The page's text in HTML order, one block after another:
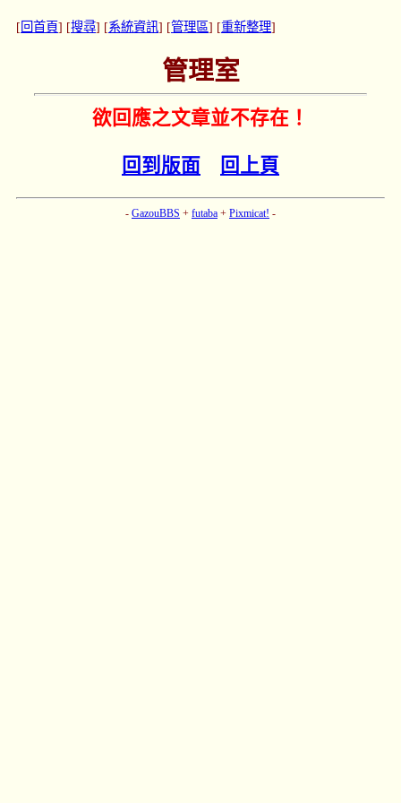
[ 回首頁] [搜尋] [系統資訊] [管理區] [重新整理]
管理室
欲回應之文章並不存在！
回到版面 回上頁
- GazouBBS + futaba + Pixmicat! -